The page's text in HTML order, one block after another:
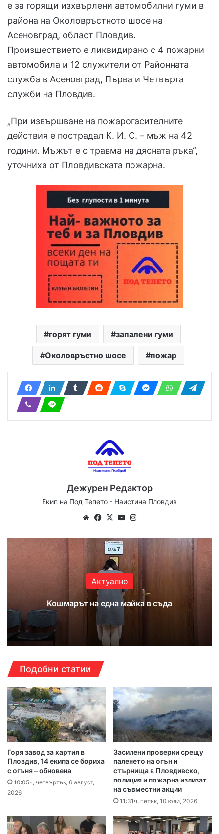
е за горящи изхвърлени автомобилни гуми в
района на Околовръстното шосе на
Асеновград, област Пловдив.
Произшествието е ликвидирано с 4 пожарни
автомобила и 12 служители от Районната
служба в Асеновград, Първа и Четвърта
служби на Пловдив.
„При извършване на пожарогасителните
действия е пострадал К. И. С. – мъж на 42
години. Мъжът е с травма на дясната ръка“,
уточниха от Пловдивската пожарна.
горят гуми запалени гуми
Околовръстно шосе пожар
Дежурен Редактор
Екип на Под Тепето - Наистина Пловдив
WebsiteFacebook
X YouTube
Актуално
Кошмарът на една майка в съда
Подобни статии
Горя завод за хартия в
Пловдив, 14 екипа се бориха
с огъня – обновена
10:05ч, четвъртък, 6 август,
2026
Засилени проверки срещу
паленето на огън и
стърнища в Пловдивско,
полиция и пожарна излизат
на съвместни акции
11:31ч, петък, 10 юли, 2026